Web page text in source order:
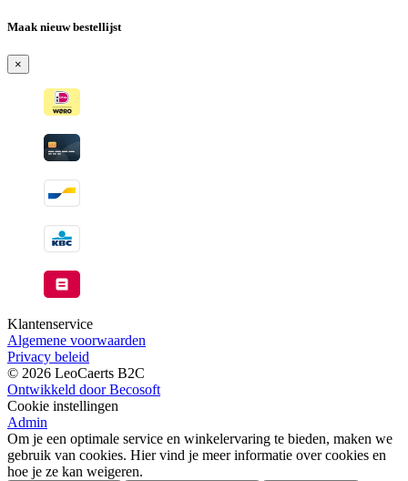
-
verzonden
wanneer
beschikbaar
Maak nieuw bestellijst
×
Klantenservice
Algemene voorwaarden
Privacy beleid
© 2026 LeoCaerts B2C
Ontwikkeld door Becosoft
Cookie instellingen
Admin
Om je een optimale service en winkelervaring te bieden, maken we
gebruik van cookies. Hier vind je meer informatie over cookies en
hoe je ze kan weigeren.